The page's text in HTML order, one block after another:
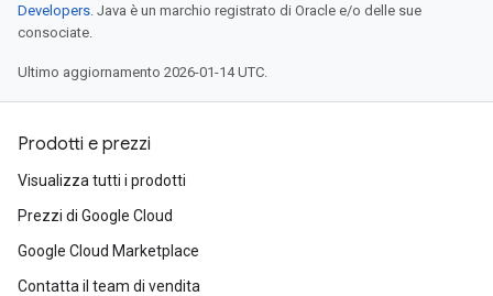
Developers. Java è un marchio registrato di Oracle e/o delle sue
consociate.
Ultimo aggiornamento 2026-01-14 UTC.
Prodotti e prezzi
Visualizza tutti i prodotti
Prezzi di Google Cloud
Google Cloud Marketplace
Contatta il team di vendita